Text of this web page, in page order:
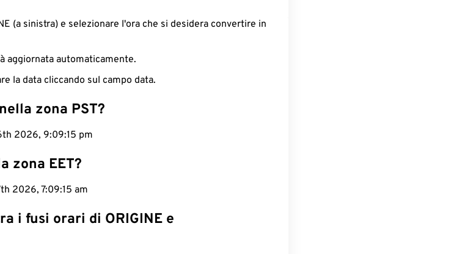
(a sinistra) e selezionare l'ora che si desidera convertire in
aggiornata automaticamente.
la data cliccando sul campo data.
zona PST?
2026, 9:09:16 pm
zona EET?
2026, 7:09:16 am
i fusi orari di ORIGINE e